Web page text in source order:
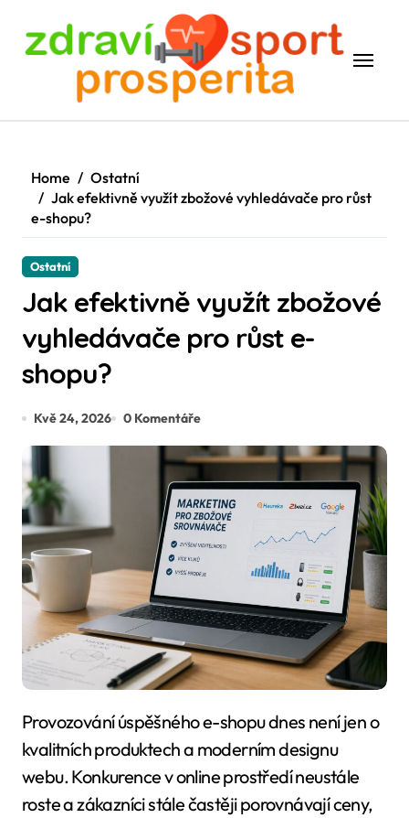
content
Home
Ostatní
Jak efektivně využít zbožové vyhledávače pro růst
e-shopu?
Ostatní
Jak efektivně využít zbožové
vyhledávače pro růst e-
shopu?
Kvě 24, 2026 0 Komentáře
Provozování úspěšného e-shopu dnes není jen o
kvalitních produktech a moderním designu
webu. Konkurence v online prostředí neustále
roste a zákazníci stále častěji porovnávají ceny,